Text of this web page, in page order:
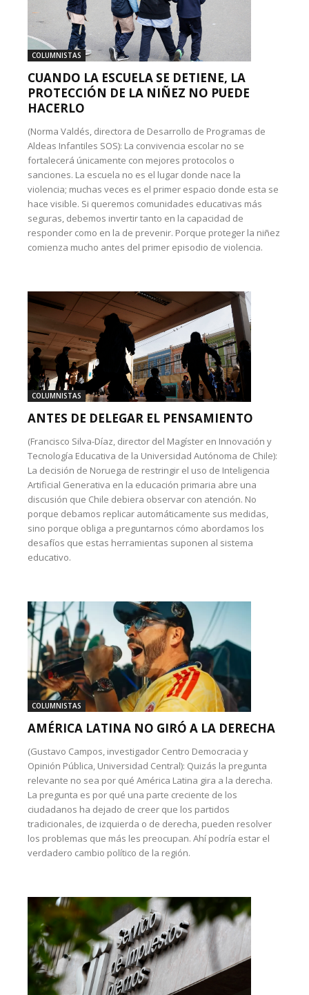
COLUMNISTAS
CUANDO LA ESCUELA SE DETIENE, LA
PROTECCIÓN DE LA NIÑEZ NO PUEDE
HACERLO
(Norma Valdés, directora de Desarrollo de Programas de
Aldeas Infantiles SOS): La convivencia escolar no se
fortalecerá únicamente con mejores protocolos o
sanciones. La escuela no es el lugar donde nace la
violencia; muchas veces es el primer espacio donde esta se
hace visible. Si queremos comunidades educativas más
seguras, debemos invertir tanto en la capacidad de
responder como en la de prevenir. Porque proteger la niñez
comienza mucho antes del primer episodio de violencia.
COLUMNISTAS
ANTES DE DELEGAR EL PENSAMIENTO
(Francisco Silva-Díaz, director del Magíster en Innovación y
Tecnología Educativa de la Universidad Autónoma de Chile):
La decisión de Noruega de restringir el uso de Inteligencia
Artificial Generativa en la educación primaria abre una
discusión que Chile debiera observar con atención. No
porque debamos replicar automáticamente sus medidas,
sino porque obliga a preguntarnos cómo abordamos los
desafíos que estas herramientas suponen al sistema
educativo.
COLUMNISTAS
AMÉRICA LATINA NO GIRÓ A LA DERECHA
(Gustavo Campos, investigador Centro Democracia y
Opinión Pública, Universidad Central): Quizás la pregunta
relevante no sea por qué América Latina gira a la derecha.
La pregunta es por qué una parte creciente de los
ciudadanos ha dejado de creer que los partidos
tradicionales, de izquierda o de derecha, pueden resolver
los problemas que más les preocupan. Ahí podría estar el
verdadero cambio político de la región.